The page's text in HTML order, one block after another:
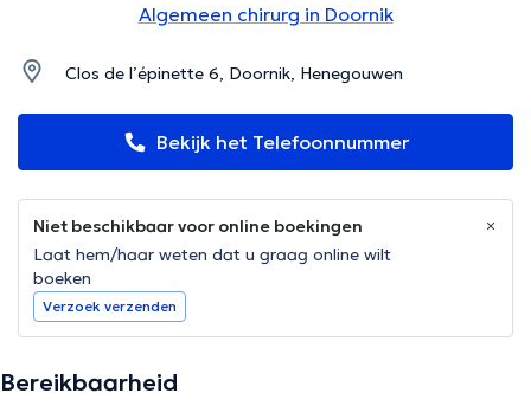
Algemeen chirurg in Doornik
Clos de l’épinette 6, Doornik, Henegouwen
Bekijk het Telefoonnummer
Niet beschikbaar voor online boekingen
Laat hem/haar weten dat u graag online wilt
boeken
Verzoek verzenden
Bereikbaarheid